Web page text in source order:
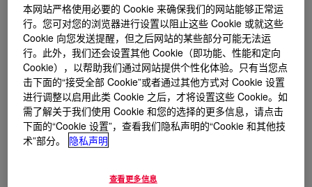
本网站严格使用必要的 Cookie 来确保我们的网站能够正常运
行。您可对您的浏览器进行设置以阻止这些 Cookie 或就这些
Cookie 向您发送提醒，但之后网站的某些部分可能无法运
行。此外，我们还会设置其他 Cookie（即功能、性能和定向
Cookie），以帮助我们通过网站提供个性化体验。只有当您点
击下面的“接受全部 Cookie”或者通过其他方式对 Cookie 设置
进行调整以启用此类 Cookie 之后，才将设置这些 Cookie。如
需了解关于我们使用 Cookie 和您的选择的更多信息，请点击
下面的“Cookie 设置”，查看我们隐私声明的“Cookie 和其他技
术”部分。
隐私声明
查看更多信息